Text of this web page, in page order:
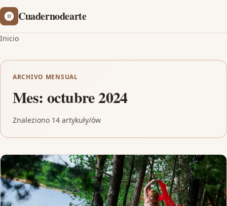
Cuadernodearte
Inicio
ARCHIVO MENSUAL
Mes: octubre 2024
Znaleziono 14 artykuły/ów